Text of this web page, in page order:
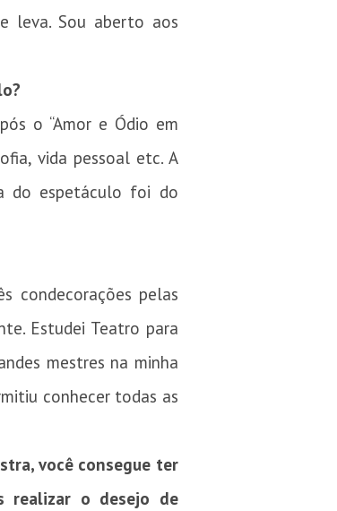
leva. Sou aberto aos
o “Amor e Ódio em
vida pessoal etc. A
do espetáculo foi do
condecorações pelas
Estudei Teatro para
mestres na minha
conhecer todas as
você consegue ter
realizar o desejo de